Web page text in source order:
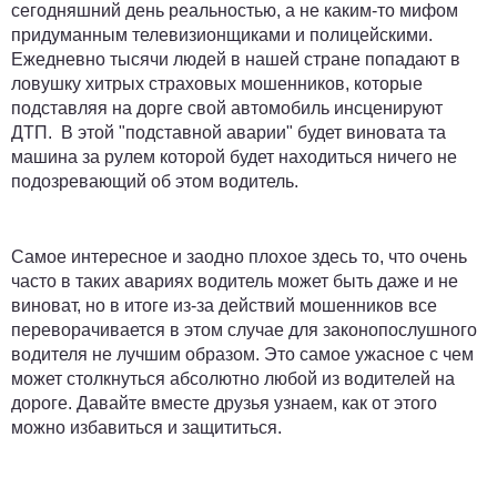
сегодняшний день реальностью, а не каким-то мифом
придуманным телевизионщиками и полицейскими.
Ежедневно тысячи людей в нашей стране попадают в
ловушку хитрых страховых мошенников, которые
подставляя на дорге свой автомобиль инсценируют
ДТП. В этой "подставной аварии" будет виновата та
машина за рулем которой будет находиться ничего не
подозревающий об этом водитель.
Самое интересное и заодно плохое здесь то, что очень
часто в таких авариях водитель может быть даже и не
виноват, но в итоге из-за действий мошенников все
переворачивается в этом случае для законопослушного
водителя не лучшим образом. Это самое ужасное с чем
может столкнуться абсолютно любой из водителей на
дороге. Давайте вместе друзья узнаем, как от этого
можно избавиться и защититься.